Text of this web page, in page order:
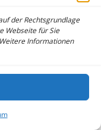
der Rechtsgrundlage
Webseite für Sie
Informationen